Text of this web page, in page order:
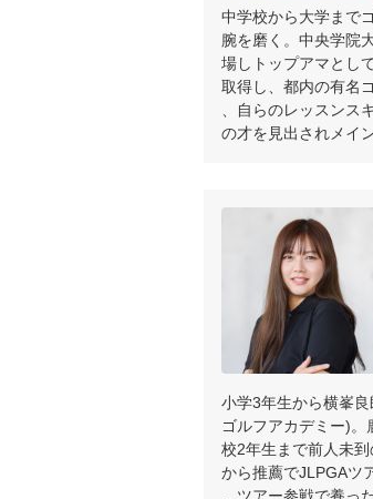
中学校から大学まで
腕を磨く。中央学院
場しトップアマとし
取得し、都内の有名
、自らのレッスンス
の才を見出されメイ
小学3年生から横峯
ゴルフアカデミー)
校2年生まで前人未
から推薦でJLPGAツ